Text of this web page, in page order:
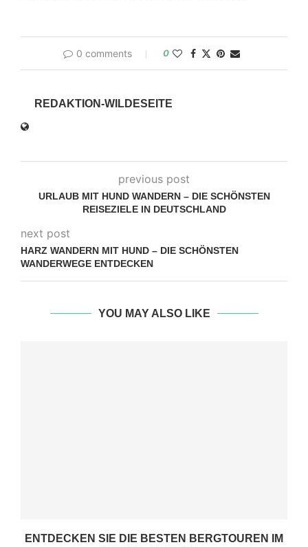
0 comments 0
REDAKTION-WILDESEITE
previous post
URLAUB MIT HUND WANDERN – DIE SCHÖNSTEN
REISEZIELE IN DEUTSCHLAND
next post
HARZ WANDERN MIT HUND – DIE SCHÖNSTEN
WANDERWEGE ENTDECKEN
YOU MAY ALSO LIKE
ENTDECKEN SIE DIE BESTEN BERGTOUREN IM